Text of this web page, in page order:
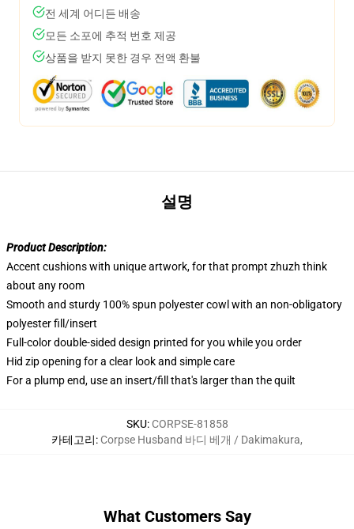
전 세계 어디든 배송
모든 소포에 추적 번호 제공
상품을 받지 못한 경우 전액 환불
설명
Product Description:
Accent cushions with unique artwork, for that prompt zhuzh think
about any room
Smooth and sturdy 100% spun polyester cowl with an non-obligatory
polyester fill/insert
Full-color double-sided design printed for you while you order
Hid zip opening for a clear look and simple care
For a plump end, use an insert/fill that's larger than the quilt
SKU: CORPSE-81858
카테고리: Corpse Husband 바디 베개 / Dakimakura,
What Customers Say